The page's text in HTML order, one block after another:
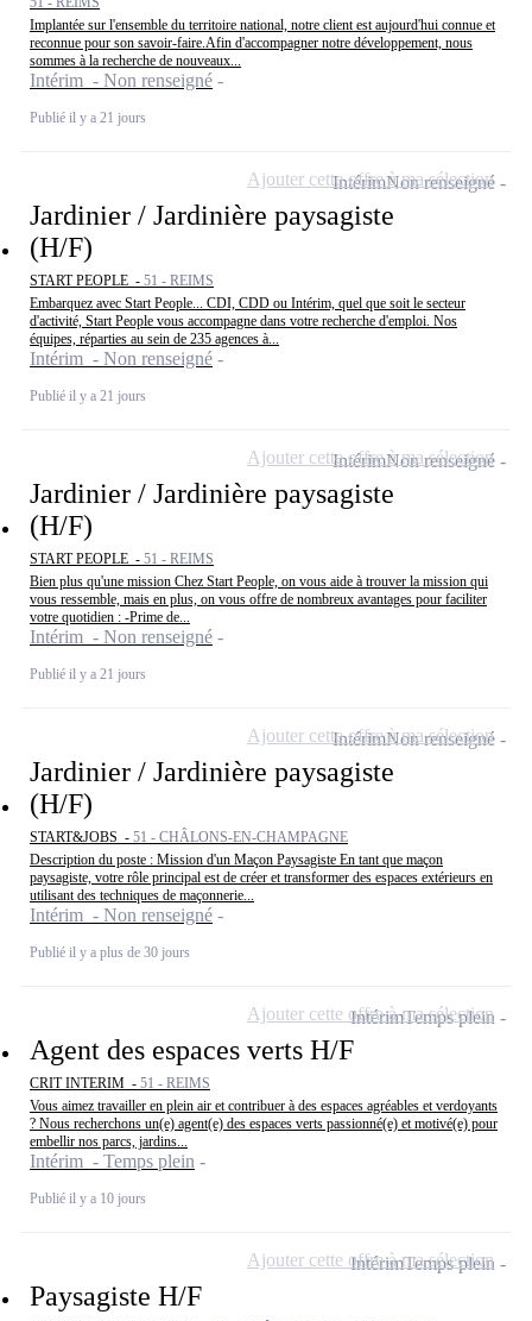
Implantée sur l'ensemble du territoire national, notre client est aujourd'hui connue et
reconnue pour son savoir-faire.Afin d'accompagner notre développement, nous
sommes à la recherche de nouveaux...
Intérim - Non renseigné
Publié il y a 21 jours
Jardinier / Jardinière paysagiste
(H/F)
START PEOPLE - 51 - REIMS
Embarquez avec Start People... CDI, CDD ou Intérim, quel que soit le secteur
d'activité, Start People vous accompagne dans votre recherche d'emploi. Nos
équipes, réparties au sein de 235 agences à...
Intérim - Non renseigné
Publié il y a 21 jours
IntérimNon renseigné
Ajouter cette offre à ma sélection
Jardinier / Jardinière paysagiste
(H/F)
START PEOPLE - 51 - REIMS
Bien plus qu'une mission Chez Start People, on vous aide à trouver la mission qui
vous ressemble, mais en plus, on vous offre de nombreux avantages pour faciliter
votre quotidien : -Prime de...
Intérim - Non renseigné
Publié il y a 21 jours
IntérimNon renseigné
Ajouter cette offre à ma sélection
Jardinier / Jardinière paysagiste
(H/F)
START&JOBS - 51 - CHÂLONS-EN-CHAMPAGNE
Description du poste : Mission d'un Maçon Paysagiste En tant que maçon
paysagiste, votre rôle principal est de créer et transformer des espaces extérieurs en
utilisant des techniques de maçonnerie...
Intérim - Non renseigné
Publié il y a plus de 30 jours
IntérimNon renseigné
Ajouter cette offre à ma sélection
Agent des espaces verts H/F
CRIT INTERIM - 51 - REIMS
Vous aimez travailler en plein air et contribuer à des espaces agréables et verdoyants
? Nous recherchons un(e) agent(e) des espaces verts passionné(e) et motivé(e) pour
embellir nos parcs, jardins...
Intérim - Temps plein
Publié il y a 10 jours
IntérimTemps plein
Ajouter cette offre à ma sélection
Paysagiste H/F
IntérimTemps plein
Ajouter cette offre à ma sélection